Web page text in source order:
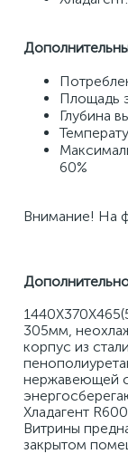
Площадь
Глубина
60%
Внимание! На
305мм,
корпус из
нержавеющей
Хладагент
Витрины
закрытом